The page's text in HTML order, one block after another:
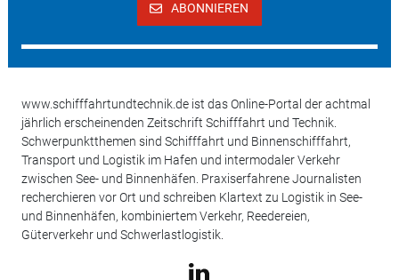
ABONNIEREN
www.schifffahrtundtechnik.de ist das Online-Portal der achtmal
jährlich erscheinenden Zeitschrift Schifffahrt und Technik.
Schwerpunktthemen sind Schifffahrt und Binnenschifffahrt,
Transport und Logistik im Hafen und intermodaler Verkehr
zwischen See- und Binnenhäfen. Praxiserfahrene Journalisten
recherchieren vor Ort und schreiben Klartext zu Logistik in See-
und Binnenhäfen, kombiniertem Verkehr, Reedereien,
Güterverkehr und Schwerlastlogistik.